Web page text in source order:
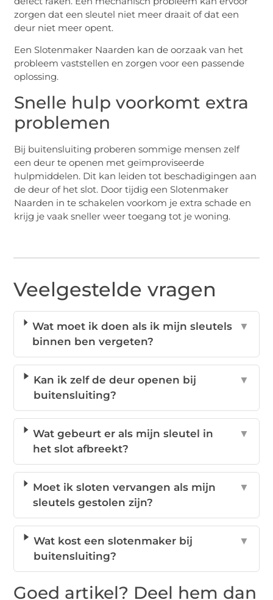
zorgen dat een sleutel niet meer draait of dat een
deur niet meer opent.
Een Slotenmaker Naarden kan de oorzaak van het
probleem vaststellen en zorgen voor een passende
oplossing.
Snelle hulp voorkomt extra
problemen
Bij buitensluiting proberen sommige mensen zelf
een deur te openen met geïmproviseerde
hulpmiddelen. Dit kan leiden tot beschadigingen aan
de deur of het slot. Door tijdig een Slotenmaker
Naarden in te schakelen voorkom je extra schade en
krijg je vaak sneller weer toegang tot je woning.
Veelgestelde vragen
Wat moet ik doen als ik mijn sleutels
binnen ben vergeten?
▼
Kan ik zelf de deur openen bij
buitensluiting?
▼
Wat gebeurt er als mijn sleutel in
het slot afbreekt?
▼
Moet ik sloten vervangen als mijn
sleutels gestolen zijn?
▼
Wat kost een slotenmaker bij
buitensluiting?
▼
Goed artikel? Deel hem dan